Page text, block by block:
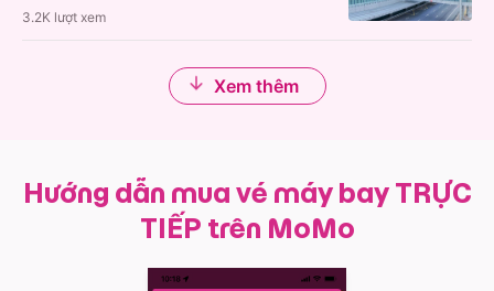
3.2K lượt xem
Xem thêm
Hướng dẫn mua vé máy bay TRỰC
TIẾP trên MoMo